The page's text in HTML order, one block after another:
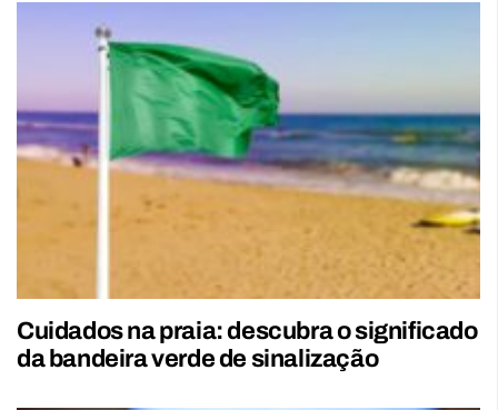
Cuidados na praia: descubra o significado
da bandeira verde de sinalização